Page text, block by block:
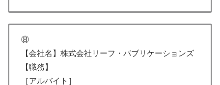
⑧
【会社名】株式会社リーフ・パブリケーションズ
【職務】
［アルバイト］